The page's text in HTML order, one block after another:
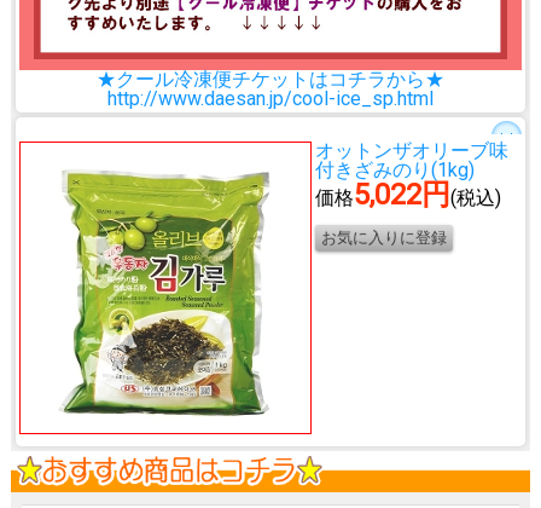
★クール冷凍便チケットはコチラから★
http://www.daesan.jp/cool-ice_sp.html
オットンザオリーブ味
付きざみのり(1kg)
価格5,022円 (税込)